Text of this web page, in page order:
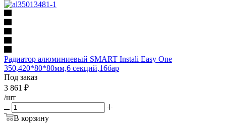
Радиатор алюминиевый SMART Instali Easy One
350,420*80*80мм,6 секций,16бар
Под заказ
3 861 ₽
/шт
В корзину